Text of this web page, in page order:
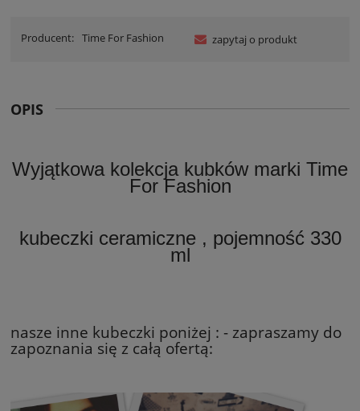
Producent: Time For Fashion zapytaj o produkt
OPIS
Wyjątkowa kolekcja kubków marki Time
For Fashion
kubeczki ceramiczne , pojemność 330
ml
nasze inne kubeczki poniżej : - zapraszamy do
zapoznania się z całą ofertą: